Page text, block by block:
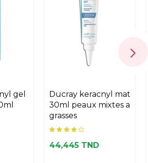
ducray keracnyl mat
30ml peaux mixtes a
grasses
44,445 TND